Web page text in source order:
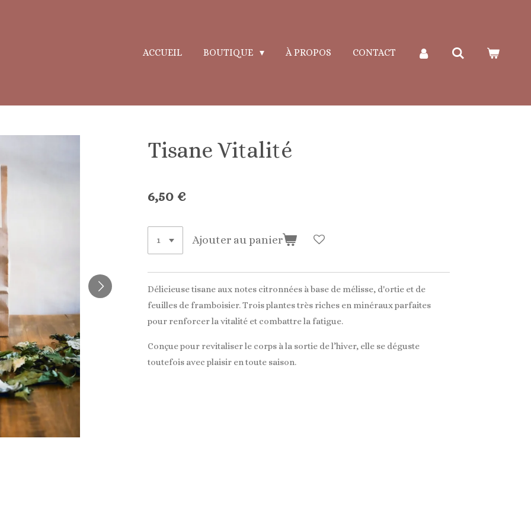
ACCUEIL BOUTIQUE À PROPOS CONTACT
Tisane Vitalité
6,50 €
Ajouter au panier
Délicieuse tisane aux notes citronnées à base de mélisse, d'ortie et de
feuilles de framboisier. Trois plantes très riches en minéraux parfaites
pour renforcer la vitalité et combattre la fatigue.
Conçue pour revitaliser le corps à la sortie de l’hiver, elle se déguste
toutefois avec plaisir en toute saison.